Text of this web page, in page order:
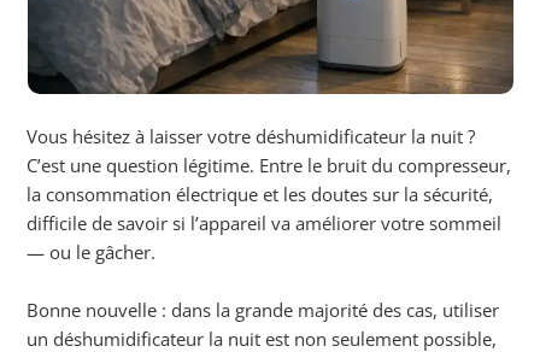
Vous hésitez à laisser votre déshumidificateur la nuit ?
C’est une question légitime. Entre le bruit du compresseur,
la consommation électrique et les doutes sur la sécurité,
difficile de savoir si l’appareil va améliorer votre sommeil
— ou le gâcher.
Bonne nouvelle : dans la grande majorité des cas, utiliser
un déshumidificateur la nuit est non seulement possible,